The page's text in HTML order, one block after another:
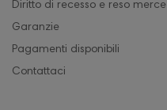
Diritto di recesso e reso merce
Garanzie
Pagamenti disponibili
Contattaci